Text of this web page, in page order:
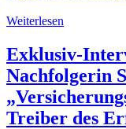
Weiterlesen
Exklusiv-
Nachfolgerin
Treiber des